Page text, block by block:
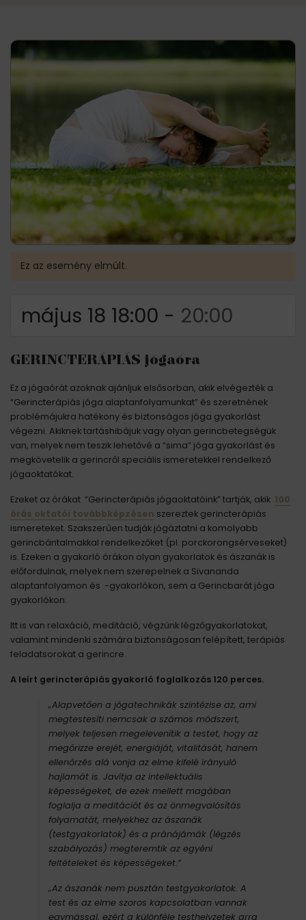
Ez az esemény elmúlt.
május 18 18:00 - 20:00
GERINCTERÁPIÁS jógaóra
Ez a jógaórát azoknak ajánljuk elsősorban, akik elvégezték a
“Gerincterápiás jóga alaptanfolyamunkat” és szeretnének
problémájukra hatékony és biztonságos jóga gyakorlást
végezni. Akiknek tartáshibájuk vagy olyan gerincbetegségük
van, melyek nem teszik lehetővé a “sima” jóga gyakorlást és
megkövetelik a gerincről speciális ismeretekkel rendelkező
jógaoktatókat.
Ezeket az órákat “Gerincterápiás jógaoktatóink” tartják, akik 100
órás oktatói továbbképzésen szereztek gerincterápiás
ismereteket. Szakszerűen tudják jógáztatni a komolyabb
gerincbántalmakkal rendelkezőket (pl. porckorongsérveseket)
is. Ezeken a gyakorló órákon olyan gyakorlatok és ászanák is
előfordulnak, melyek nem szerepelnek a Sivananda
alaptanfolyamon és -gyakorlókon, sem a Gerincbarát jóga
gyakorlókon.
Itt is van relaxáció, meditáció, végzünk légzőgyakorlatokat,
valamint mindenki számára biztonságosan felépített, terápiás
feladatsorokat a gerincre.
A leírt gerincterápiás gyakorló foglalkozás 120 perces.
„Alapvetően a jógatechnikák szintézise az, ami
megtestesíti nemcsak a számos módszert,
melyek teljesen megelevenítik a testet, hogy az
megőrizze erejét, energiáját, vitalitását, hanem
ellenőrzés alá vonja az elme kifelé irányuló
hajlamát is. Javítja az intellektuális
képességeket, de ezek mellett magában
foglalja a meditációt és az önmegvalósítás
folyamatát, melyekhez az ászanák
(testgyakorlatok) és a pránájámák (légzés
szabályozás) megteremtik az egyéni
feltételeket és képességeket.”
„Az ászanák nem pusztán testgyakorlatok. A
test és az elme szoros kapcsolatban vannak
egymással, ezért a különféle testhelyzetek arra